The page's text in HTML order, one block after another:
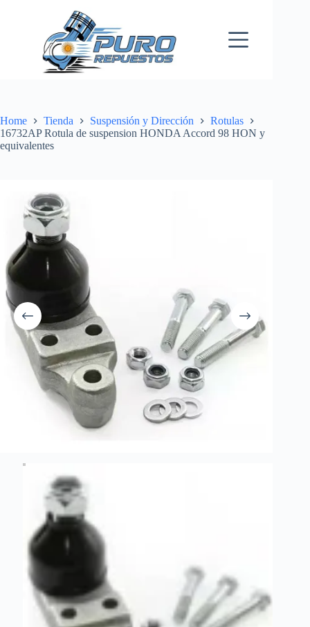
Home Tienda Suspensión y Dirección
Rotulas
16732AP Rotula de suspension HONDA Accord 98 HON y
equivalentes